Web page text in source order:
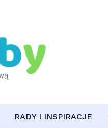
RADY I INSPIRACJE